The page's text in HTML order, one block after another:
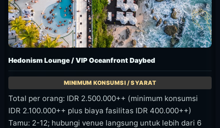
Hedonism Lounge / VIP Oceanfront Daybed
Total per orang: IDR 2.500.000++ (minimum konsumsi
IDR 2.100.000++ plus biaya fasilitas IDR 400.000++)
Tamu: 2-12; hubungi venue langsung untuk lebih dari 6